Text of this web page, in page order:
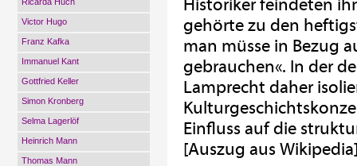
Victor Hugo
Franz Kafka
Immanuel Kant
Gottfried Keller
Simon Kronberg
Selma Lagerlöf
Heinrich Mann
Thomas Mann
Historiker feindeten
gehörte zu den
man müsse in Bezug
gebrauchen«. In der
Lamprecht daher
Einfluss auf die
[Auszug aus